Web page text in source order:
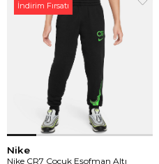
Nike
Nike CR7 Çocuk Eşofman Altı
İndirim Fırsatı